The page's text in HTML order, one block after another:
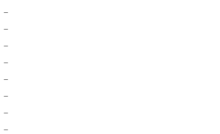
–
–
–
–
–
–
–
–